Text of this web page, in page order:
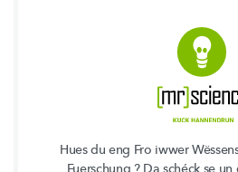
Hues du eng Fro iwwer